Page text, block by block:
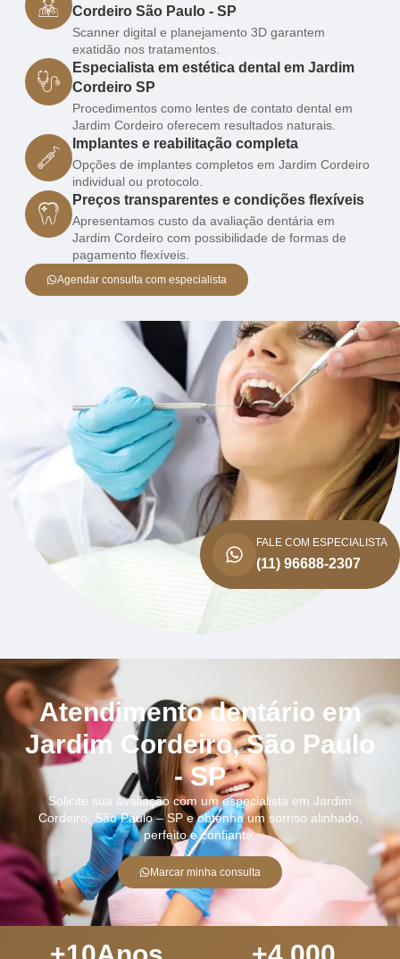
Cordeiro São Paulo - SP
Scanner digital e planejamento 3D garantem
exatidão nos tratamentos.
Especialista em estética dental em Jardim
Cordeiro SP
Procedimentos como lentes de contato dental em
Jardim Cordeiro oferecem resultados naturais.
Implantes e reabilitação completa
Opções de implantes completos em Jardim Cordeiro
individual ou protocolo.
Preços transparentes e condições flexíveis
Apresentamos custo da avaliação dentária em
Jardim Cordeiro com possibilidade de formas de
pagamento flexíveis.
Agendar consulta com especialista
FALE COM ESPECIALISTA
(11) 96688-2307
Atendimento dentário em
Jardim Cordeiro, São Paulo
- SP
Solicite sua avaliação com um especialista em Jardim
Cordeiro, São Paulo – SP e obtenha um sorriso alinhado,
perfeito e confiante.
Marcar minha consulta